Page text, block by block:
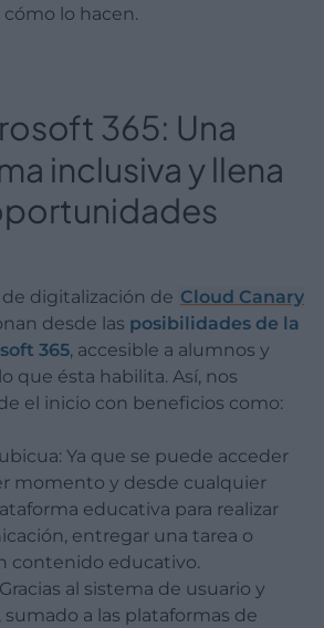
lo hacen.
365: Una
inclusiva y llena
de digitalización de Cloud Canary
desde las posibilidades de la
365, accesible a alumnos y
que ésta habilita. Así, nos
el inicio con beneficios como:
Ya que se puede acceder
momento y desde cualquier
educativa para realizar
entregar una tarea o
contenido educativo.
al sistema de usuario y
sumado a las plataformas de